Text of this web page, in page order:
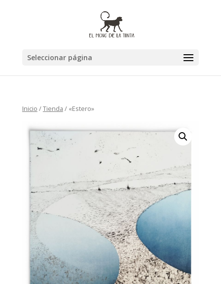
Seleccionar página
Inicio /Tienda / «Estero»